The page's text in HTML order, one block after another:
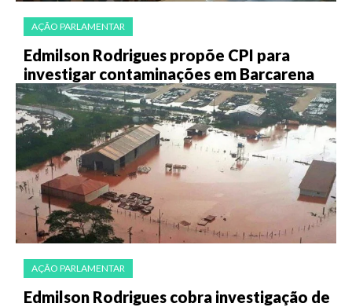
AÇÃO PARLAMENTAR
Edmilson Rodrigues propõe CPI para
investigar contaminações em Barcarena
AÇÃO PARLAMENTAR
Edmilson Rodrigues cobra investigação de